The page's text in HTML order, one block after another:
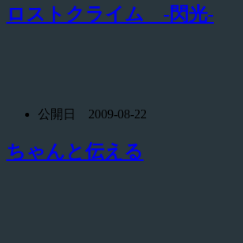
ロストクライム -閃光-
公開日 2009-08-22
ちゃんと伝える